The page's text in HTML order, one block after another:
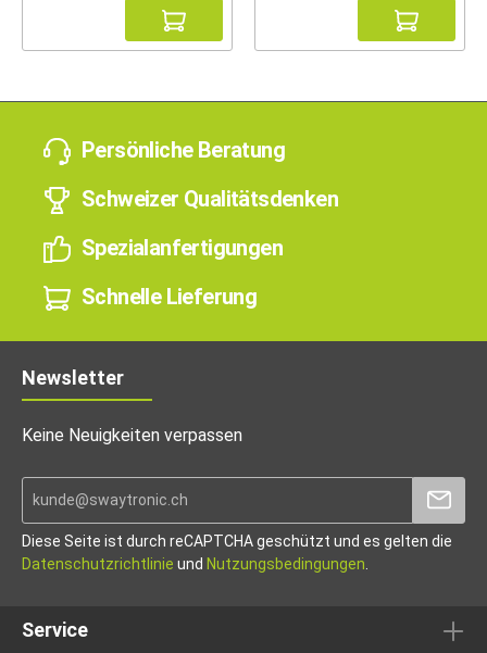
Persönliche Beratung
Schweizer Qualitätsdenken
Spezialanfertigungen
Schnelle Lieferung
Newsletter
Keine Neuigkeiten verpassen
Diese Seite ist durch reCAPTCHA geschützt und es gelten die
Datenschutzrichtlinie und Nutzungsbedingungen
Service